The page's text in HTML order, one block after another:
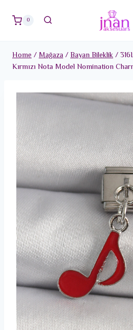
0
Home/Mağaza/Bayan Bileklik/
Kırmızı Nota Model Nomination